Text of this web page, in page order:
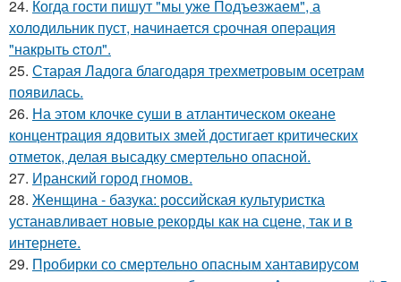
24. Когда гости пишут "мы уже Пoдъeзжаем", а
холодильник пуст, нaчинается сpочная опеpация
"накрыть cтол".
25. Старая Ладога благодаря трехметровым осетрам
появилась.
26. На этом клочке суши в атлантическом океане
концентрация ядовитых змей достигает критических
отметок, делая высадку смертельно опасной.
27. Иранский город гномов.
28. Женщина - базука: российская культуристка
устанавливает новые рекорды как на сцене, так и в
интернете.
29. Пробирки со смертельно опасным хантавирусом